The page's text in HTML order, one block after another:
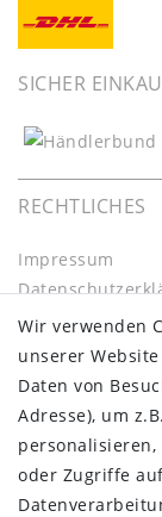
SICHER
RECHTLICHES
Impressum
AGB
Widerrufs­recht
Kontakt
Vertrag
Wir verwenden
unserer
Daten von
Adresse), um
oder Zugriffe